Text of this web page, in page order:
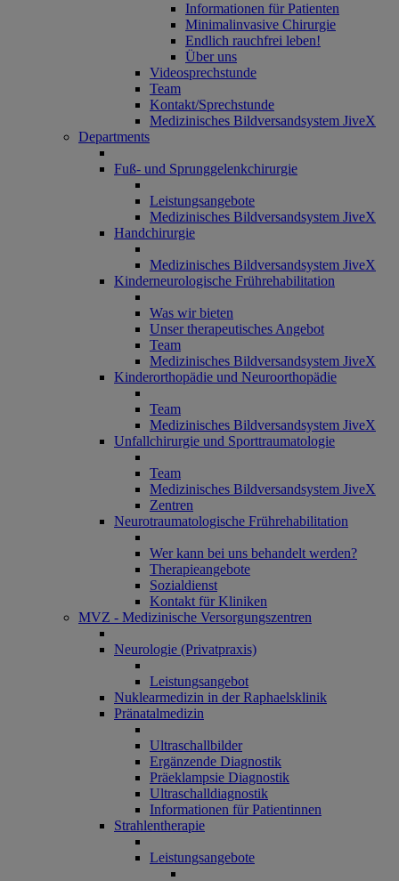
Informationen für Patienten
Minimalinvasive Chirurgie
Endlich rauchfrei leben!
Über uns
Videosprechstunde
Team
Kontakt/Sprechstunde
Medizinisches Bildversandsystem JiveX
Departments
Fuß- und Sprunggelenkchirurgie
Leistungsangebote
Medizinisches Bildversandsystem JiveX
Handchirurgie
Medizinisches Bildversandsystem JiveX
Kinderneurologische Frührehabilitation
Was wir bieten
Unser therapeutisches Angebot
Team
Medizinisches Bildversandsystem JiveX
Kinderorthopädie und Neuroorthopädie
Team
Medizinisches Bildversandsystem JiveX
Unfallchirurgie und Sporttraumatologie
Team
Medizinisches Bildversandsystem JiveX
Zentren
Neurotraumatologische Frührehabilitation
Wer kann bei uns behandelt werden?
Therapieangebote
Sozialdienst
Kontakt für Kliniken
MVZ - Medizinische Versorgungszentren
Neurologie (Privatpraxis)
Leistungsangebot
Nuklearmedizin in der Raphaelsklinik
Pränatalmedizin
Ultraschallbilder
Ergänzende Diagnostik
Präeklampsie Diagnostik
Ultraschalldiagnostik
Informationen für Patientinnen
Strahlentherapie
Leistungsangebote